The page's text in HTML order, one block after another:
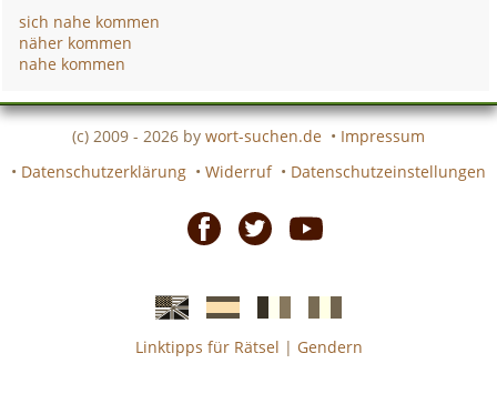
sich nahe kommen
näher kommen
nahe kommen
(c) 2009 - 2026 by wort-suchen.de • Impressum
• Datenschutzerklärung • Widerruf • Datenschutzeinstellungen
EnglischeSpanischefranzösicheitalienische
Linktipps für Rätsel | Gendern